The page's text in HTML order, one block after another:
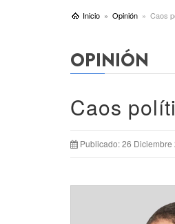
Inicio Opinión Caos
OPINIÓN
Caos
Publicado: 26 Diciembre